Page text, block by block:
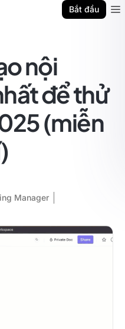
Bắt đầu
nội
để thử
(miễn
Manager